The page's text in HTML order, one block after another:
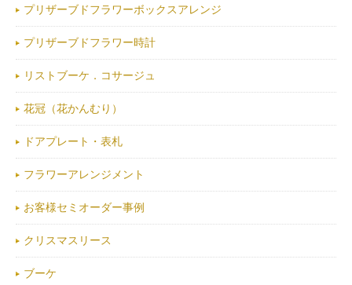
プリザーブドフラワーボックスアレンジ
プリザーブドフラワー時計
リストブーケ．コサージュ
花冠（花かんむり）
ドアプレート・表札
フラワーアレンジメント
お客様セミオーダー事例
クリスマスリース
ブーケ